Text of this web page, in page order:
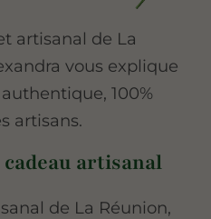
artisanal de La
vous explique
100%
artisans.
artisanal
de La Réunion,